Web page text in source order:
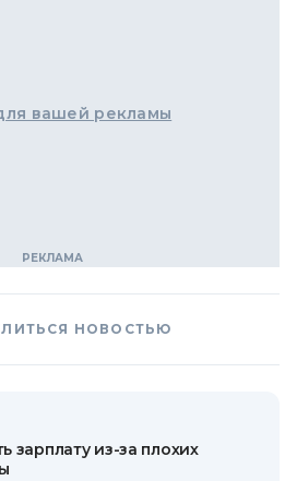
вашей рекламы
НОВОСТЬЮ
зарплату из-за плохих